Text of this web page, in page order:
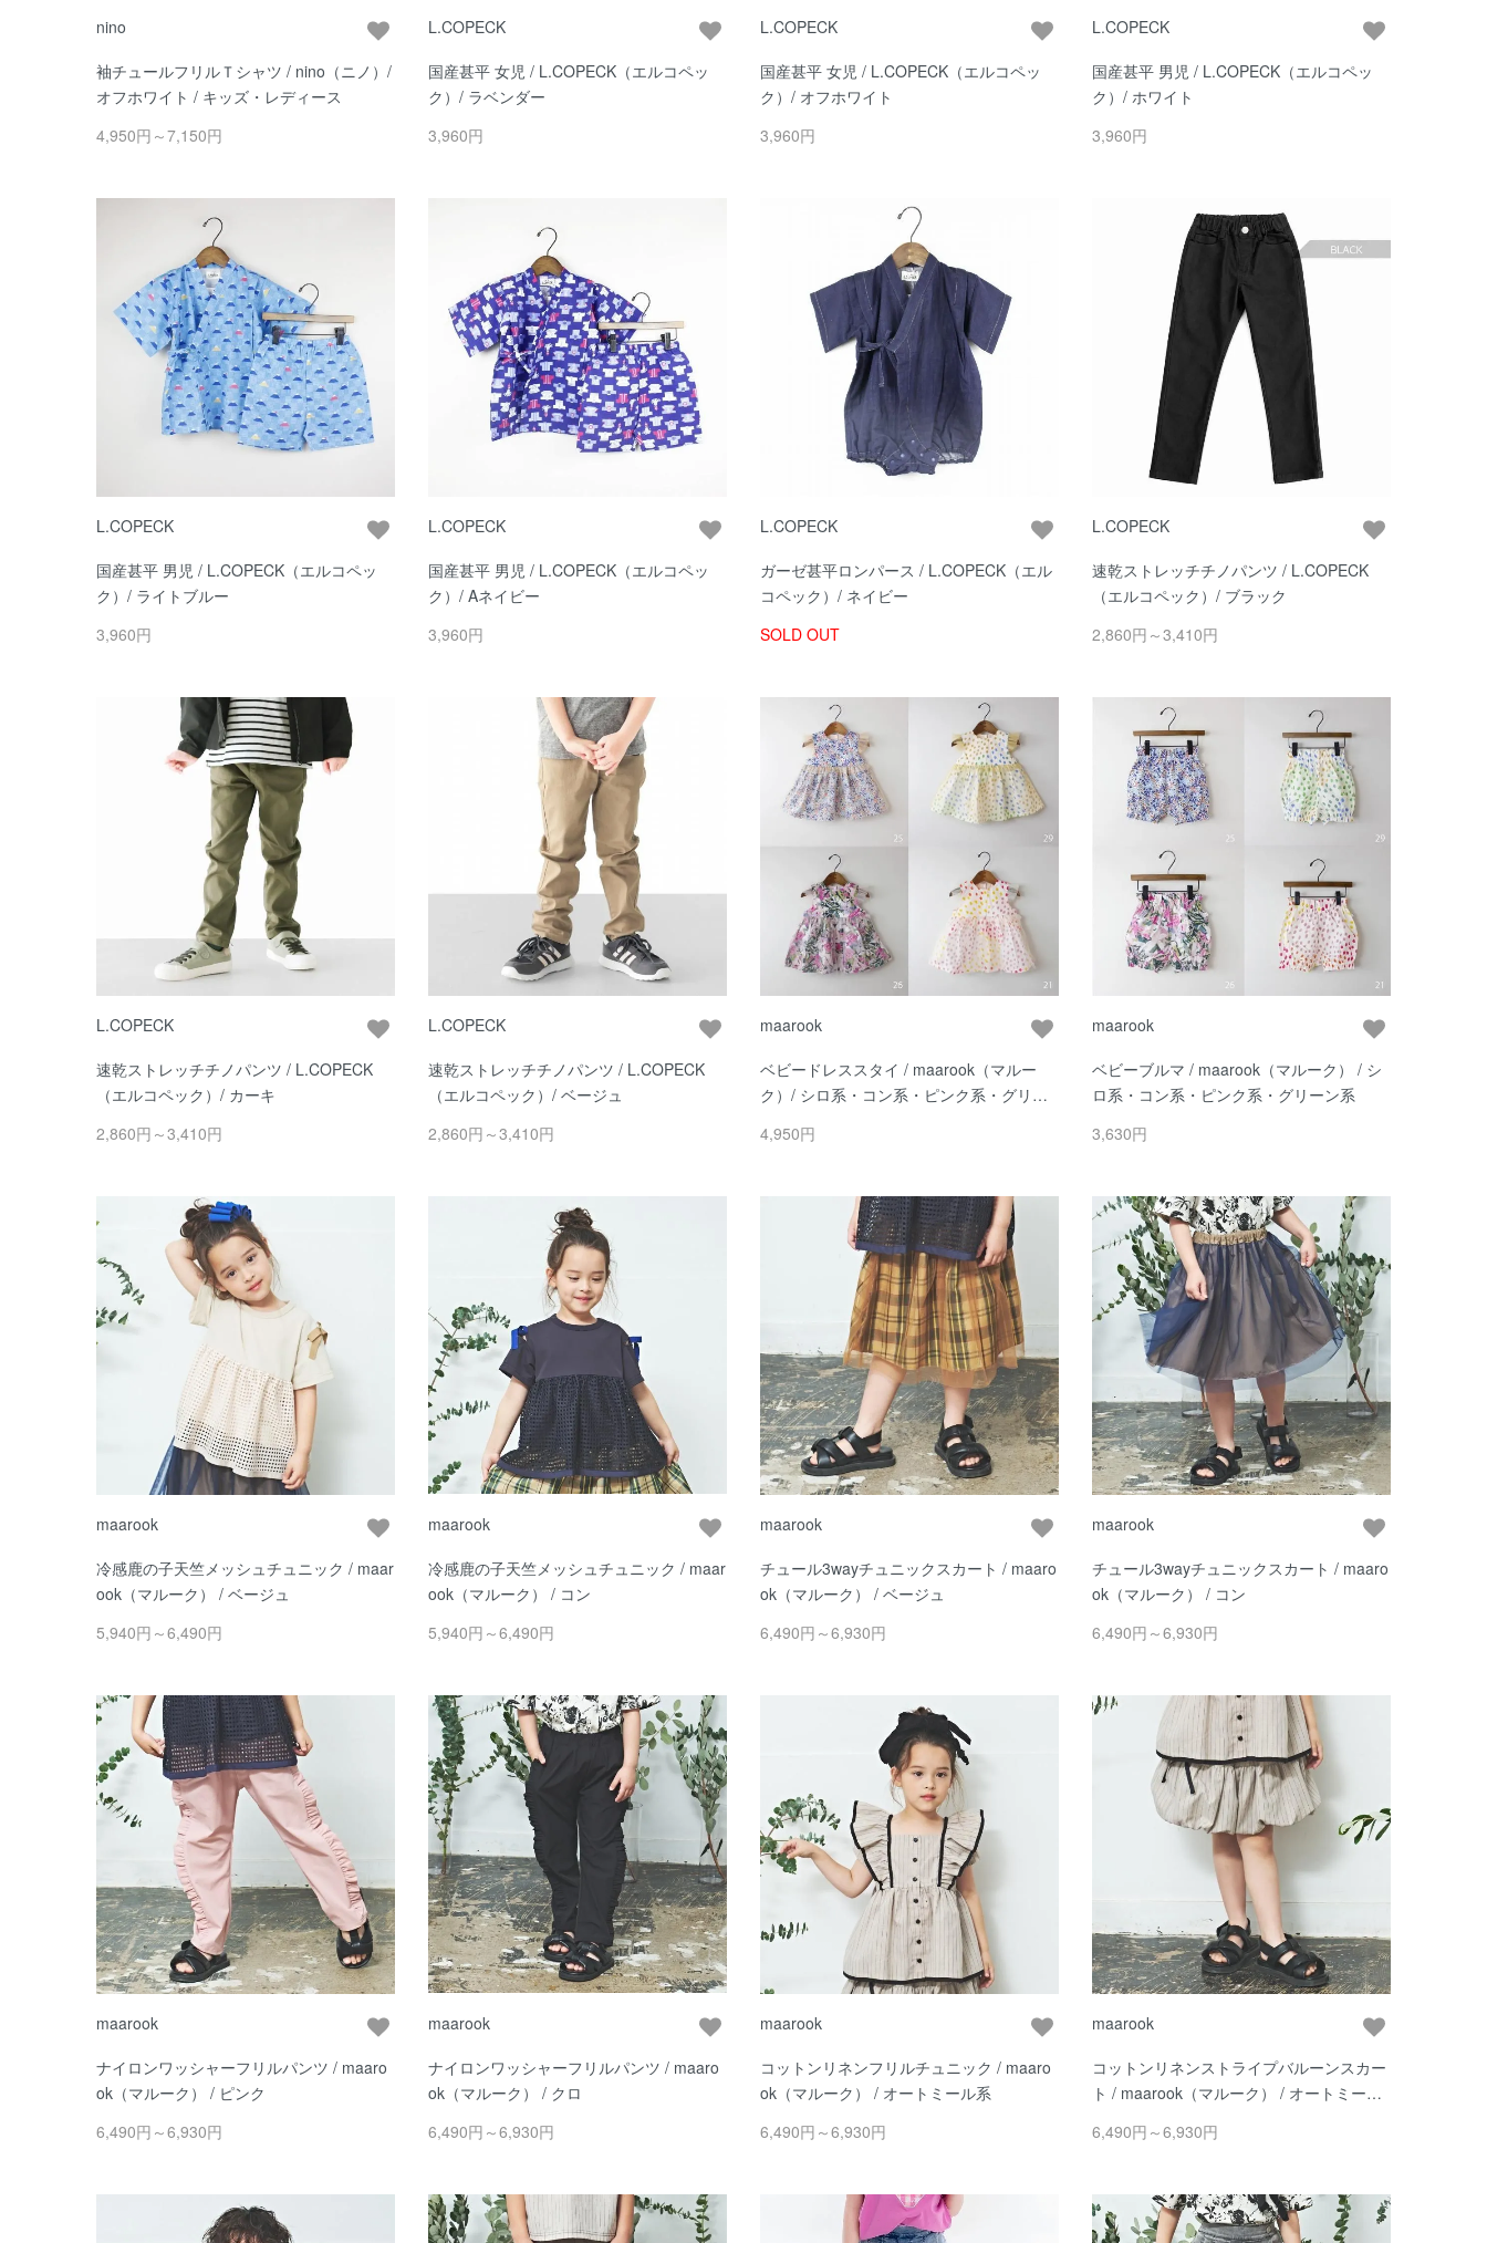
nino
袖チュールフリルＴシャツ / nino（ニノ）/
オフホワイト / キッズ・レディース
4,950円～7,150円
L.COPECK
国産甚平 女児 / L.COPECK（エルコペッ
ク）/ ラベンダー
3,960円
L.COPECK
国産甚平 女児 / L.COPECK（エルコペッ
ク）/ オフホワイト
3,960円
L.COPECK
国産甚平 男児 / L.COPECK（エルコペッ
ク）/ ホワイト
3,960円
L.COPECK
国産甚平 男児 / L.COPECK（エルコペッ
ク）/ ライトブルー
3,960円
L.COPECK
国産甚平 男児 / L.COPECK（エルコペッ
ク）/ Aネイビー
3,960円
L.COPECK
ガーゼ甚平ロンパース / L.COPECK（エル
コペック）/ ネイビー
SOLD OUT
L.COPECK
速乾ストレッチチノパンツ / L.COPECK
（エルコペック）/ ブラック
2,860円～3,410円
L.COPECK
速乾ストレッチチノパンツ / L.COPECK
（エルコペック）/ カーキ
2,860円～3,410円
L.COPECK
速乾ストレッチチノパンツ / L.COPECK
（エルコペック）/ ベージュ
2,860円～3,410円
maarook
ベビードレススタイ / maarook（マルー
ク）/ シロ系・コン系・ピンク系・グリー
4,950円
maarook
ベビーブルマ / maarook（マルーク） / シ
ロ系・コン系・ピンク系・グリーン系
3,630円
maarook
冷感鹿の子天竺メッシュチュニック / maar
ook（マルーク） / ベージュ
5,940円～6,490円
maarook
冷感鹿の子天竺メッシュチュニック / maar
ook（マルーク） / コン
5,940円～6,490円
maarook
チュール3wayチュニックスカート / maaro
ok（マルーク） / ベージュ
6,490円～6,930円
maarook
チュール3wayチュニックスカート / maaro
ok（マルーク） / コン
6,490円～6,930円
maarook
ナイロンワッシャーフリルパンツ / maaro
ok（マルーク） / ピンク
6,490円～6,930円
maarook
ナイロンワッシャーフリルパンツ / maaro
ok（マルーク） / クロ
6,490円～6,930円
maarook
コットンリネンフリルチュニック / maaro
ok（マルーク） / オートミール系
6,490円～6,930円
maarook
コットンリネンストライプバルーンスカー
ト / maarook（マルーク） / オートミール
6,490円～6,930円